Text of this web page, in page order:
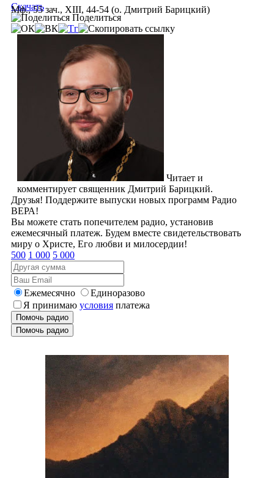
Мф., 55 зач., XIII, 44-54 (о. Дмитрий Барицкий)
Скачать
Поделиться
Читает и
комментирует священник Дмитрий Барицкий.
Друзья! Поддержите выпуски новых программ Радио
ВЕРА!
Вы можете стать попечителем радио, установив
ежемесячный платеж. Будем вместе свидетельствовать
миру о Христе, Его любви и милосердии!
500 1 000 5 000
Ежемесячно
Единоразово
Я принимаю условия платежа
Помочь радио
Помочь радио